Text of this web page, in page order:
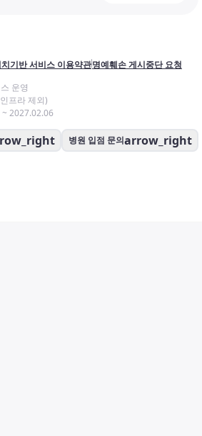
기반 서비스 이용약관명예훼손 게시중단 요청
운영
프라 제외)
2027.02.06
병원 입점 문의arrow_right